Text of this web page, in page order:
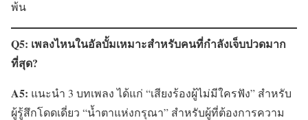
พ้น
Q5: เพลงไหนในอัลบั้มเหมาะสำหรับคนที่กำลังเจ็บปวดมาก
ที่สุด?
A5: แนะนำ 3 บทเพลง ได้แก่ “เสียงร้องผู้ไม่มีใครฟัง” สำหรับ
ผู้รู้สึกโดดเดี่ยว “น้ำตาแห่งกรุณา” สำหรับผู้ที่ต้องการความ